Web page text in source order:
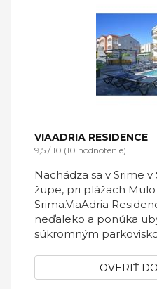
VIAADRIA RESIDENCE
9,5 / 10 (10 hodnotenie)
Nachádza sa v Srime
župe, pri plážach
Srima.ViaAdria
neďaleko a ponúka
súkromným
OVERIŤ